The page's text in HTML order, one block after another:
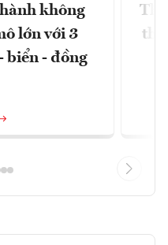
không
lớn với 3
biển - đồng